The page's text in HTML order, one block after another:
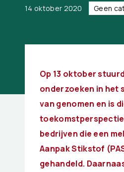
14 oktober 2020 Geen
Op 13 oktober
onderzoeken in het
van genomen en is
bedrijven die een
Aanpak Stikstof
gehandeld.